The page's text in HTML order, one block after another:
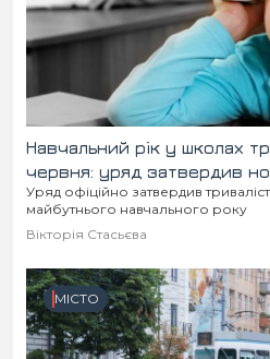
Навчальний рік у школах
червня: уряд затвердив
Уряд офіційно затвердив
майбутнього навчального року
Вікторія Стасьєва
МІСТО